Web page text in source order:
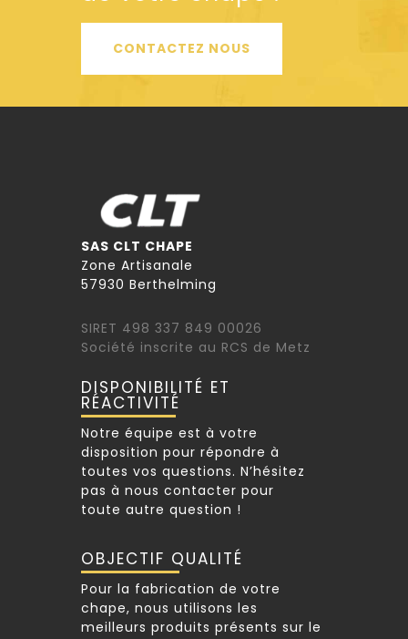
CONTACTEZ NOUS
SAS CLT CHAPE
Zone Artisanale
57930 Berthelming
SIRET 498 337 849 00026
Société inscrite au RCS de Metz
DISPONIBILITÉ ET
RÉACTIVITÉ
Notre équipe est à votre
disposition pour répondre à
toutes vos questions. N’hésitez
pas à nous contacter pour
toute autre question !
OBJECTIF QUALITÉ
Pour la fabrication de votre
chape, nous utilisons les
meilleurs produits présents sur le